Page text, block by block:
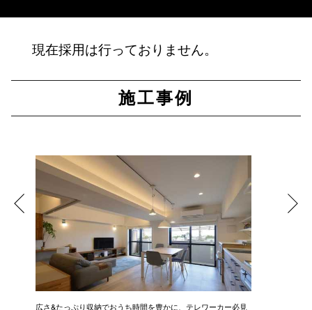
現在採用は行っておりません。
施工事例
広さ&たっぷり収納でおうち時間を豊かに、テレワーカー必見